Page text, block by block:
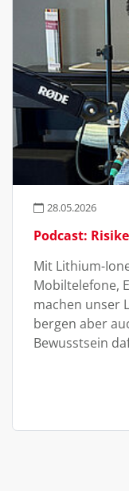
28.05.2026
Podcast:
Mit Lithium-
Mobiltelefone,
machen unser
bergen aber
Bewusstsein